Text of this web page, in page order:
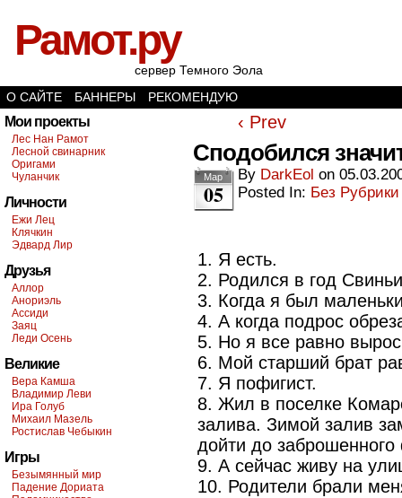
Рамот.ру
сервер Темного Эола
О САЙТЕ
БАННЕРЫ РЕКОМЕНДУЮ
Мои проекты
Лес Нан Рамот
Лесной свинарник
Оригами
Чуланчик
Личности
Ежи Лец
Клячкин
Эдвард Лир
Друзья
Аллор
Анориэль
Ассиди
Заяц
Леди Осень
Великие
Вера Камша
Владимир Леви
Ира Голуб
Михаил Мазель
Ростислав Чебыкин
Игры
Безымянный мир
Падение Дориата
‹ Prev
Сподобился
Мар
05
By DarkEol on
Posted In: Без Рубрики
1. Я есть.
2. Родился в год
3. Когда я был
4. А когда подрос
5. Но я все равно
6. Мой старший брат
7. Я пофигист.
8. Жил в поселке
залива. Зимой залив
дойти до
9. А сейчас живу на
10. Родители брали